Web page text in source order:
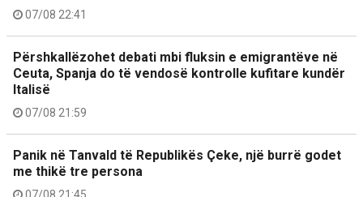
07/08 22:41
Përshkallëzohet debati mbi fluksin e emigrantëve në
Ceuta, Spanja do të vendosë kontrolle kufitare kundër
Italisë
07/08 21:59
Panik në Tanvald të Republikës Çeke, një burrë godet
me thikë tre persona